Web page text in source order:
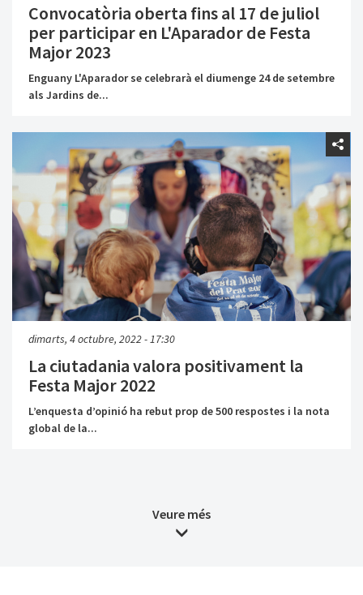
Convocatòria oberta fins al 17 de juliol
per participar en L'Aparador de Festa
Major 2023
Enguany L'Aparador se celebrarà el diumenge 24 de setembre
als Jardins de...
dimarts, 4 octubre, 2022 - 17:30
La ciutadania valora positivament la
Festa Major 2022
L’enquesta d’opinió ha rebut prop de 500 respostes i la nota
global de la...
Veure més